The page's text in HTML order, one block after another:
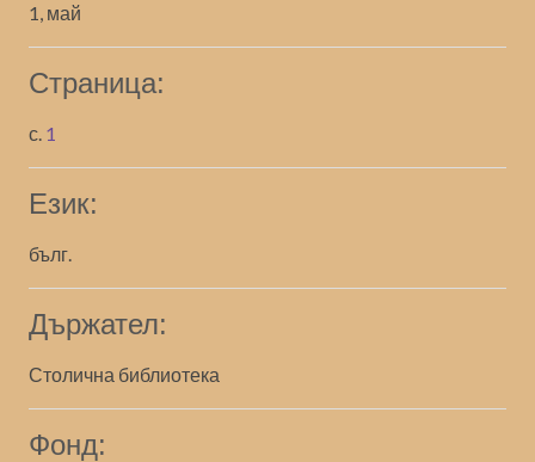
1, май
Страница:
с. 1
Език:
бълг.
Държател:
Столична библиотека
Фонд: